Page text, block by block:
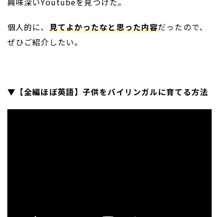
個人的に、 見てよかったなと思った内容だったので、
ぜひご紹介したい。
▼【全編ほぼ英語】子供をバイリンガルに育てる方法